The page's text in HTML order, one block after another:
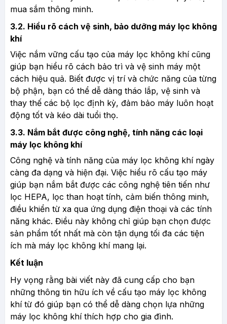
mua sắm thông minh.
3.2. Hiểu rõ cách vệ sinh, bảo dưỡng máy lọc không
khí
Việc nắm vững cấu tạo của máy lọc không khí cũng
giúp bạn hiểu rõ cách bảo trì và vệ sinh máy một
cách hiệu quả. Biết được vị trí và chức năng của từng
bộ phận, bạn có thể dễ dàng tháo lắp, vệ sinh và
thay thế các bộ lọc định kỳ, đảm bảo máy luôn hoạt
động tốt và kéo dài tuổi thọ.
3.3. Nắm bắt được công nghệ, tính năng các loại
máy lọc không khí
Công nghệ và tính năng của máy lọc không khí ngày
càng đa dạng và hiện đại. Việc hiểu rõ cấu tạo máy
giúp bạn nắm bắt được các công nghệ tiên tiến như
lọc HEPA, lọc than hoạt tính, cảm biến thông minh,
điều khiển từ xa qua ứng dụng điện thoại và các tính
năng khác. Điều này không chỉ giúp bạn chọn được
sản phẩm tốt nhất mà còn tận dụng tối đa các tiện
ích mà máy lọc không khí mang lại.
Kết luận
Hy vọng rằng bài viết này đã cung cấp cho bạn
những thông tin hữu ích về cấu tạo máy lọc không
khí từ đó giúp bạn có thể dễ dàng chọn lựa những
máy lọc không khí thích hợp cho gia đình.